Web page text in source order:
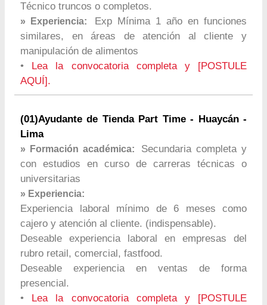
Técnico truncos o completos.
» Experiencia:
Exp Mínima 1 año en funciones
similares, en áreas de atención al cliente y
manipulación de alimentos
•
Lea la convocatoria completa y [POSTULE
AQUÍ].
(01)Ayudante de Tienda Part Time - Huaycán -
Lima
» Formación académica:
Secundaria completa y
con estudios en curso de carreras técnicas o
universitarias
» Experiencia:
Experiencia laboral mínimo de 6 meses como
cajero y atención al cliente. (indispensable).
Deseable experiencia laboral en empresas del
rubro retail, comercial, fastfood.
Deseable experiencia en ventas de forma
presencial.
•
Lea la convocatoria completa y [POSTULE